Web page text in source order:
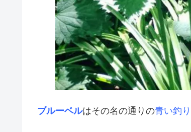
ブルーベルはその名の通りの青い釣